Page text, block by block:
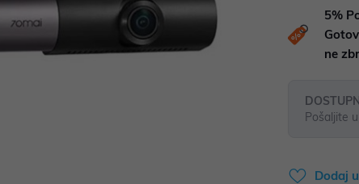
5%
ne
Pošaljite
Dodaj